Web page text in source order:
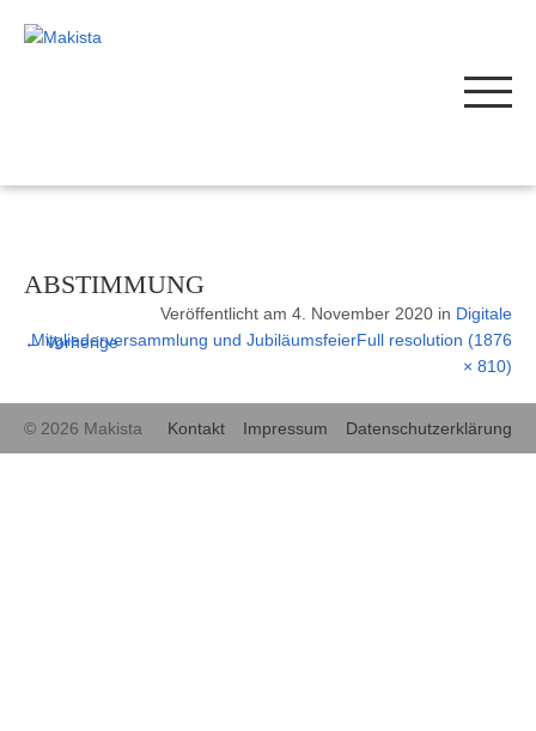
ABSTIMMUNG
Veröffentlicht am 4. November 2020 in Digitale
Mitgliederversammlung und JubiläumsfeierFull resolution (1876
× 810)
←Vorherige
© 2026 Makista Kontakt Impressum Datenschutzerklärung